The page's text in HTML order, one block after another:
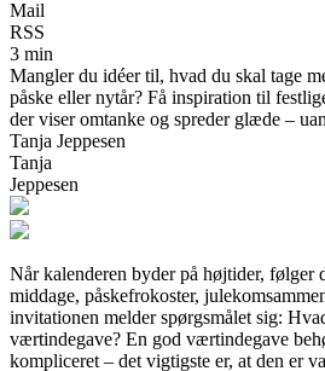
Mail
RSS
3 min
Mangler du idéer til, hvad du skal tage
påske eller nytår? Få inspiration til
der viser omtanke og spreder glæde –
Tanja Jeppesen
Tanja
Jeppesen
Når kalenderen byder på højtider, følger
middage, påskefrokoster,
invitationen melder spørgsmålet sig:
værtindegave? En god værtindegave
kompliceret – det vigtigste er, at den er